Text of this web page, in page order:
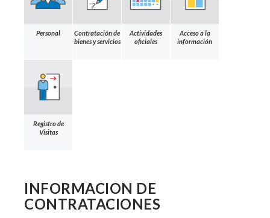
Personal
Contratación de
bienes y servicios
Actividades
oficiales
Acceso a la
información
Registro de
Visitas
INFORMACION DE
CONTRATACIONES